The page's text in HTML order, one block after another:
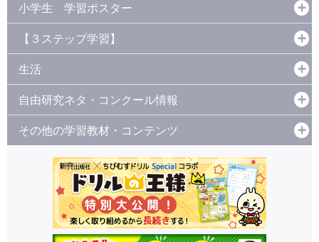
小学生 学習ポスター
【３ステップ学習】
生活
自由研究ネタ・コンクール情報
その他の学習教材・コンテンツ